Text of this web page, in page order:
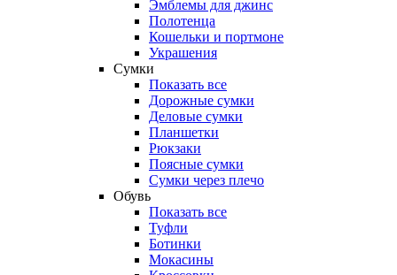
Эмблемы для джинс
Полотенца
Кошельки и портмоне
Украшения
Сумки
Показать все
Дорожные сумки
Деловые сумки
Планшетки
Рюкзаки
Поясные сумки
Сумки через плечо
Обувь
Показать все
Туфли
Ботинки
Мокасины